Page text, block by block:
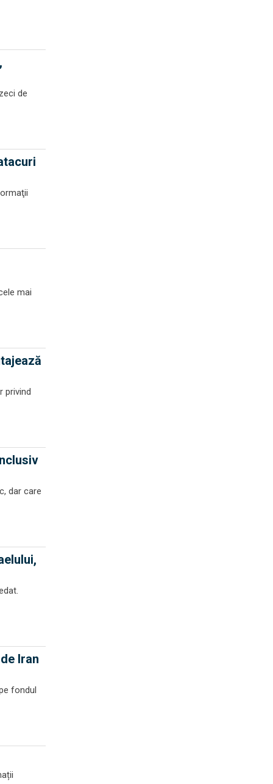
de
mai
privind
dar care
Iran
fondul